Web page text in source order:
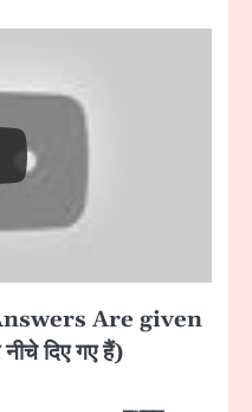
Are given
दिए गए हैं)